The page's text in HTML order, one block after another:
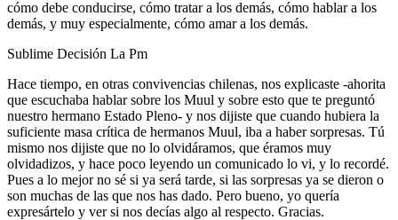
cómo debe conducirse, cómo tratar a los demás, cómo hablar a los
demás, y muy especialmente, cómo amar a los demás.
Sublime Decisión La Pm
Hace tiempo, en otras convivencias chilenas, nos explicaste -ahorita
que escuchaba hablar sobre los Muul y sobre esto que te preguntó
nuestro hermano Estado Pleno- y nos dijiste que cuando hubiera la
suficiente masa crítica de hermanos Muul, iba a haber sorpresas. Tú
mismo nos dijiste que no lo olvidáramos, que éramos muy
olvidadizos, y hace poco leyendo un comunicado lo vi, y lo recordé.
Pues a lo mejor no sé si ya será tarde, si las sorpresas ya se dieron o
son muchas de las que nos has dado. Pero bueno, yo quería
expresártelo y ver si nos decías algo al respecto. Gracias.